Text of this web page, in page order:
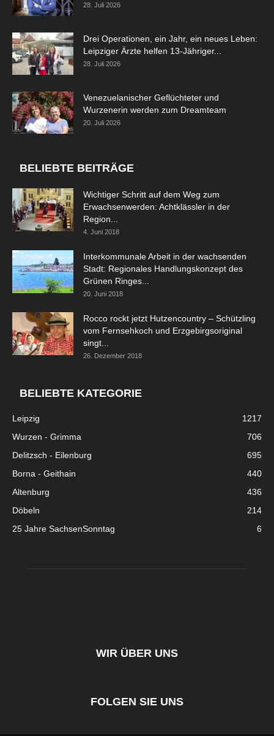
28. Juli 2026
Drei Operationen, ein Jahr, ein neues Leben:
Leipziger Ärzte helfen 13-Jähriger...
28. Juli 2026
Venezuelanischer Geflüchteter und
Wurzenerin werden zum Dreamteam
20. Juli 2026
BELIEBTE BEITRÄGE
Wichtiger Schritt auf dem Weg zum
Erwachsenwerden: Achtklässler in der
Region...
4. Juni 2018
Interkommunale Arbeit in der wachsenden
Stadt: Regionales Handlungskonzept des
Grünen Ringes...
20. Juni 2018
Rocco rockt jetzt Hutzencountry – Schützling
vom Fernsehkoch und Erzgebirgsoriginal
singt...
26. Dezember 2018
BELIEBTE KATEGORIE
Leipzig
1217
Wurzen - Grimma
706
Delitzsch - Eilenburg
695
Borna - Geithain
440
Altenburg
436
Döbeln
214
25 Jahre SachsenSonntag
6
WIR ÜBER UNS
FOLGEN SIE UNS